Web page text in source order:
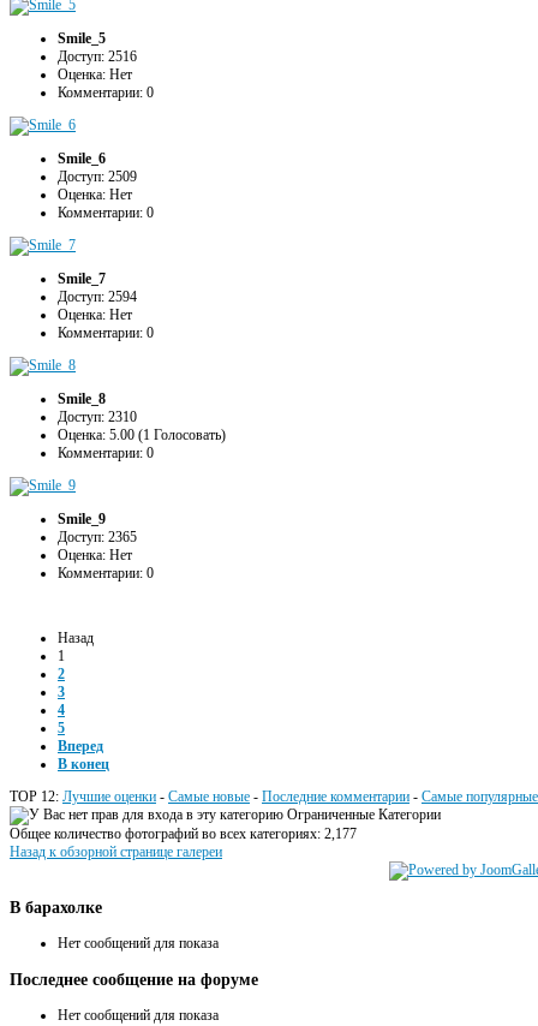
Smile_5
Доступ: 2516
Оценка: Нет
Комментарии: 0
Smile_6
Доступ: 2509
Оценка: Нет
Комментарии: 0
Smile_7
Доступ: 2594
Оценка: Нет
Комментарии: 0
Smile_8
Доступ: 2310
Оценка: 5.00 (1 Голосовать)
Комментарии: 0
Smile_9
Доступ: 2365
Оценка: Нет
Комментарии: 0
Назад
1
2
3
4
5
Вперед
В конец
TOP 12: Лучшие оценки - Самые новые - Последние комментарии - Самые популярные
Ограниченные Категории
Общее количество фотографий во всех категориях: 2,177
Назад к обзорной странице галереи
В барахолке
Нет сообщений для показа
Последнее сообщение на форуме
Нет сообщений для показа